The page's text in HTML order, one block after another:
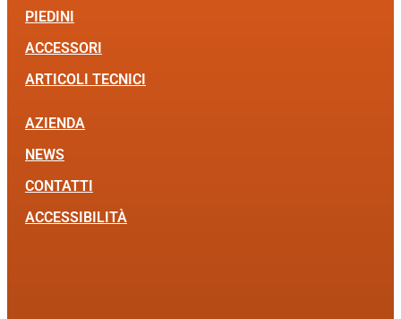
PIEDINI
ACCESSORI
ARTICOLI TECNICI
AZIENDA
NEWS
CONTATTI
ACCESSIBILITÀ